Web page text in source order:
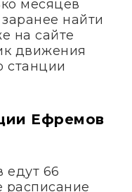
месяцев
найти
на сайте
движения
станции
Ефремов
66
расписание